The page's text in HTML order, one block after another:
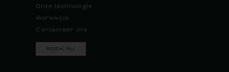
Onze technologie
Werkwijze
Contacteer ons
BOEK NU
SITEMAP